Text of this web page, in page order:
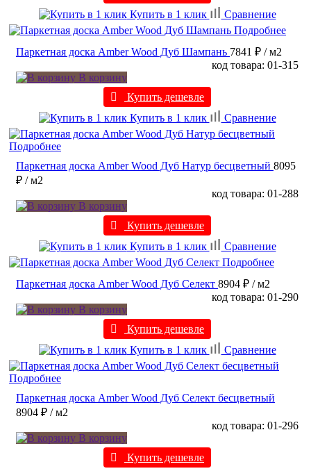
Купить в 1 клик
Сравнение
Подробнее
Паркетная доска Amber Wood Дуб Шампань 7841 ₽ / м2
код товара: 01-315
В корзину
Купить дешевле
Купить в 1 клик
Сравнение
Подробнее
Паркетная доска Amber Wood Дуб Натур бесцветный 8095
₽ / м2
код товара: 01-288
В корзину
Купить дешевле
Купить в 1 клик
Сравнение
Подробнее
Паркетная доска Amber Wood Дуб Селект 8904 ₽ / м2
код товара: 01-290
В корзину
Купить дешевле
Купить в 1 клик
Сравнение
Подробнее
Паркетная доска Amber Wood Дуб Селект бесцветный
8904 ₽ / м2
код товара: 01-296
В корзину
Купить дешевле